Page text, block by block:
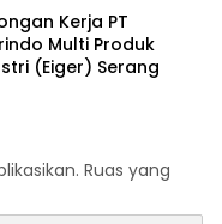
Kerja PT
Multi Produk
(Eiger) Serang
Ruas yang